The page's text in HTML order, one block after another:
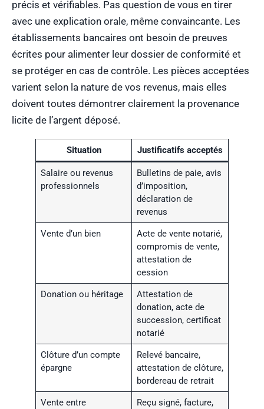
précis et vérifiables. Pas question de vous en tirer
avec une explication orale, même convaincante. Les
établissements bancaires ont besoin de preuves
écrites pour alimenter leur dossier de conformité et
se protéger en cas de contrôle. Les pièces acceptées
varient selon la nature de vos revenus, mais elles
doivent toutes démontrer clairement la provenance
licite de l’argent déposé.
Situation Justificatifs acceptés
Salaire ou revenus
professionnels
Bulletins de paie, avis
d’imposition,
déclaration de
revenus
Vente d’un bien
Acte de vente notarié,
compromis de vente,
attestation de
cession
Donation ou héritage
Attestation de
donation, acte de
succession, certificat
notarié
Clôture d’un compte
épargne
Relevé bancaire,
attestation de clôture,
bordereau de retrait
Vente entre
Reçu signé, facture,